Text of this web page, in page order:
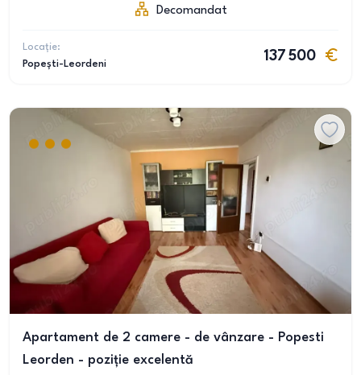
Decomandat
Locație:
Popești-Leordeni
137 500
Apartament de 2 camere - de vânzare - Popesti
Leorden - poziție excelentă